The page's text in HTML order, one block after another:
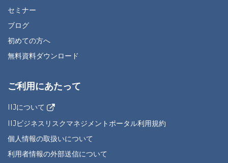
セミナー
ブログ
初めての方へ
無料資料ダウンロード
ご利用にあたって
IIJについて
IIJビジネスリスクマネジメントポータル利用規約
個人情報の取扱いについて
利用者情報の外部送信について